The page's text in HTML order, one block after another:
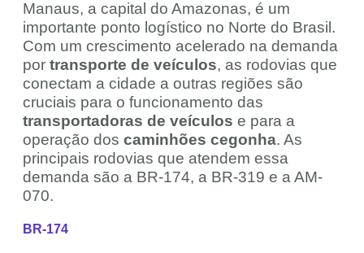
Manaus, a capital do Amazonas, é um
importante ponto logístico no Norte do Brasil.
Com um crescimento acelerado na demanda
por transporte de veículos, as rodovias que
conectam a cidade a outras regiões são
cruciais para o funcionamento das
transportadoras de veículos e para a
operação dos caminhões cegonha. As
principais rodovias que atendem essa
demanda são a BR-174, a BR-319 e a AM-
070.
BR-174